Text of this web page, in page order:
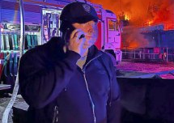
PODCAST
NEWSLETTER
I MIEI PREFERITI